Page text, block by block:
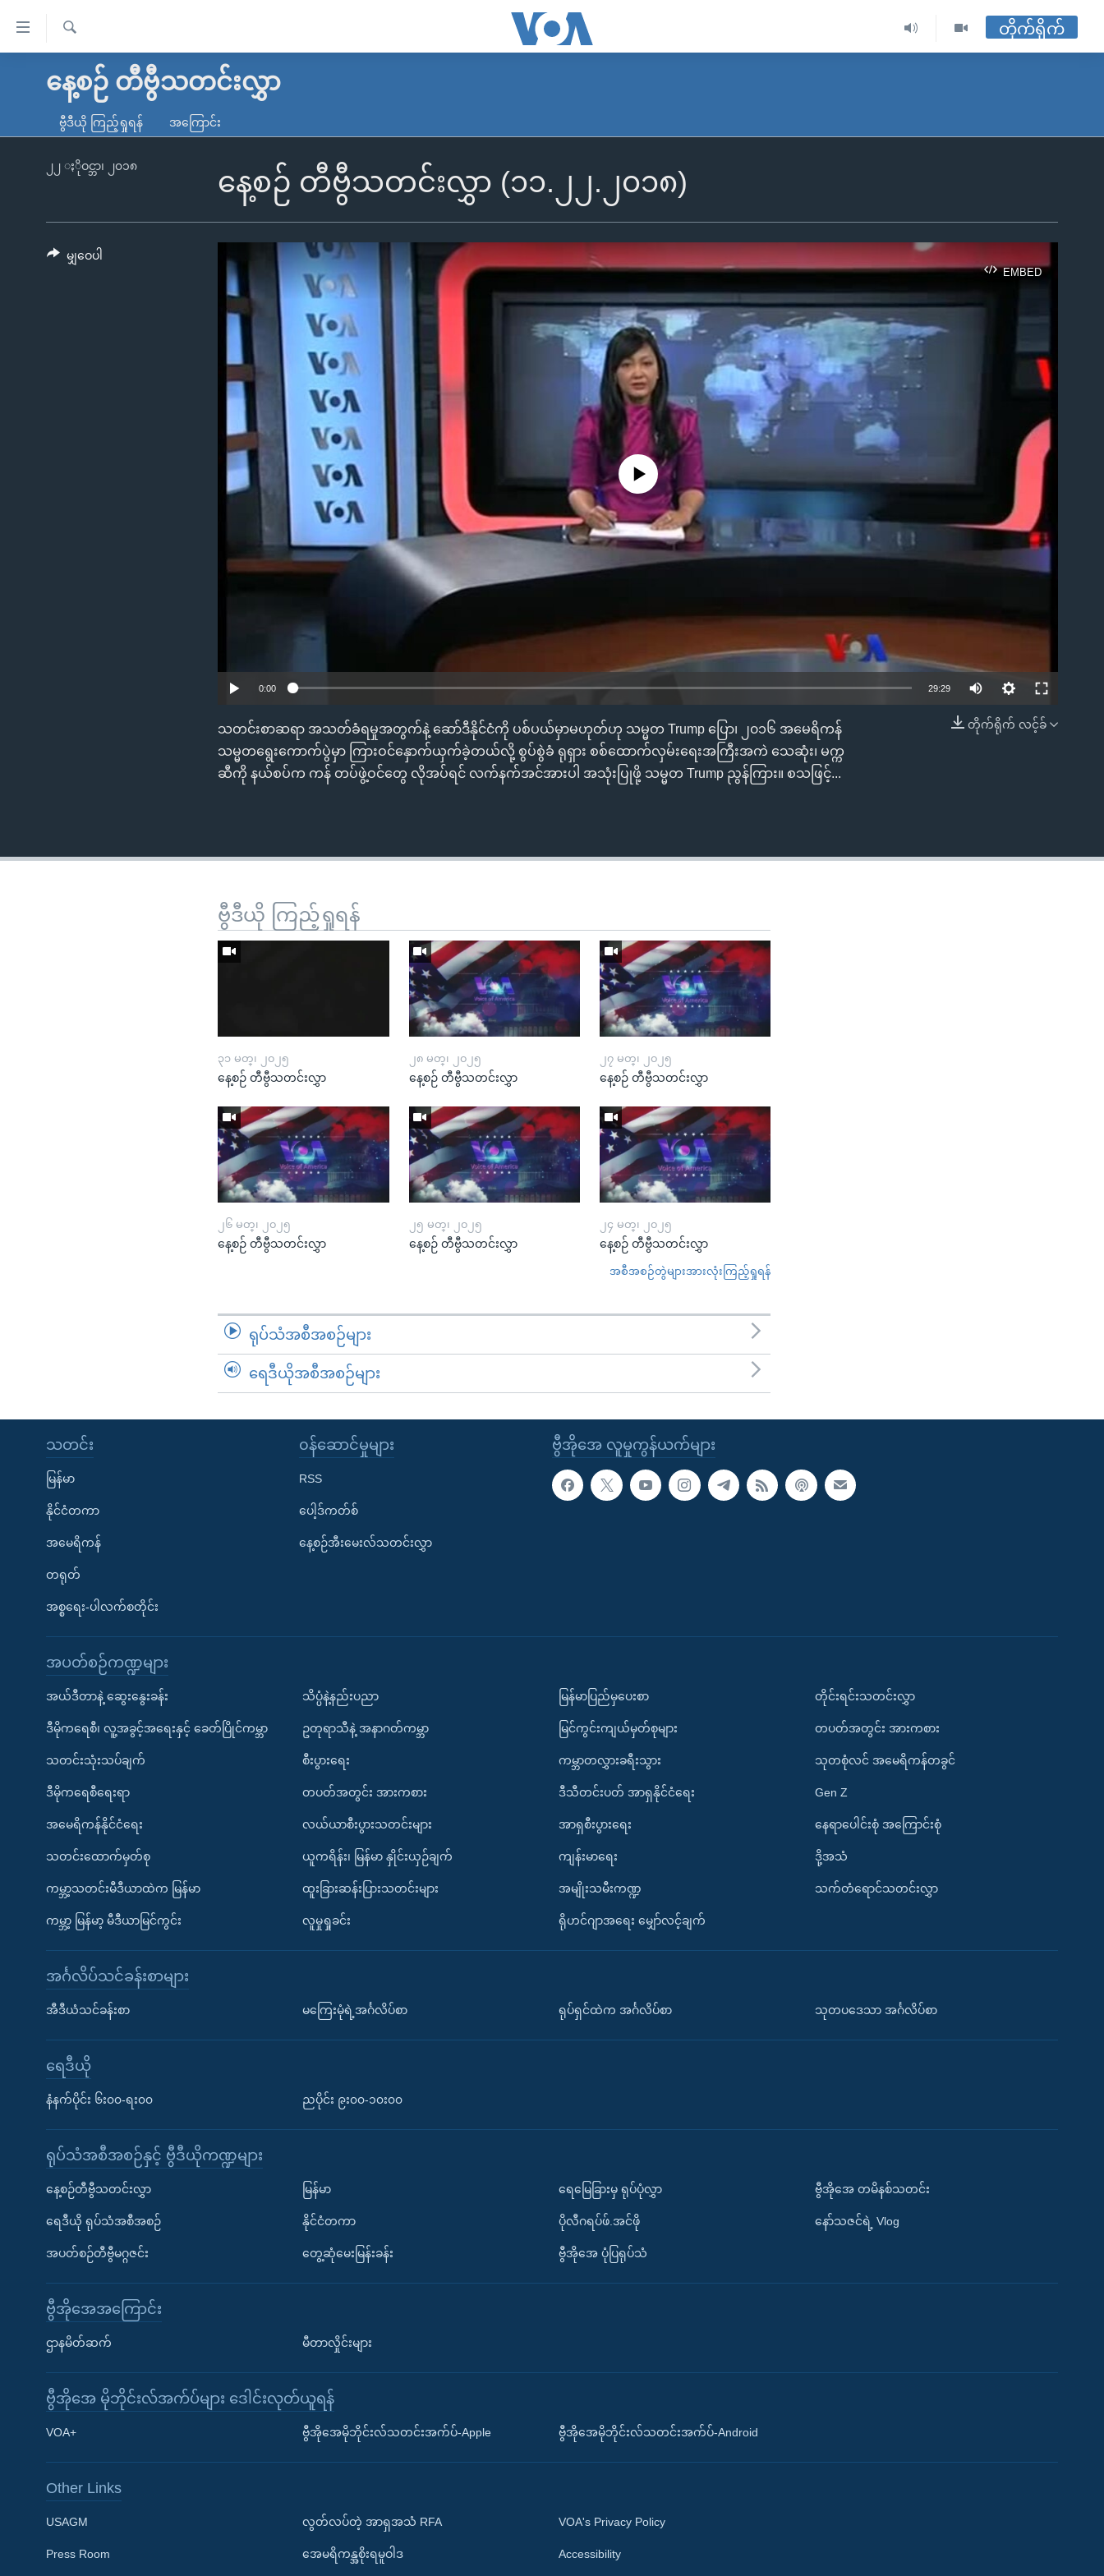
လွယ်ကူ
သည့်
မူလစာမျက်နှာ
ကမ္ဘာ့သတင်းများ
နိုင်ငံတကာ
တရုတ်
အစ္စရေး-ပါလက်စတိုင်း
ရပ်ဝန်းတခု လမ်းတခု အလွန်
အင်္ဂလိပ်စာလေ့လာမယ်
Learning English
ဘာသာစကားများ
ရ
တိုက်ရိုက်
နေ့စဉ် တီဗွီသတင်းလွှာ
ဗွီဒီယို ကြည့်ရှုရန် အကြောင်း
နေ့စဉ် တီဗွီသတင်းလွှာ (၁၁.၂၂.၂၀၁၈)
၂၂ ႏိုဝင္ဘာ၊ ၂၀၁၈
EMBED
EMBED
No media source currently available
0:00 29:29
တိုက်ရိုက် လင့်ခ်
သတင်းစာဆရာ အသတ်ခံရမှုအတွက်နဲ့ ဆော်ဒီနိုင်ငံကို ပစ်ပယ်မှာမဟုတ်ဟု သမ္မတ Trump ပြော၊ ၂၀၁၆ အမေရိကန်
သမ္မတရွေးကောက်ပွဲမှာ ကြားဝင်နှောက်ယှက်ခဲ့တယ်လို့ စွပ်စွဲခံ ရုရှား စစ်ထောက်လှမ်းရေးအကြီးအကဲ သေဆုံး၊ မက္က
ဆီကို နယ်စပ်က ကန် တပ်ဖွဲ့ဝင်တွေ လိုအပ်ရင် လက်နက်အင်အားပါ အသုံးပြုဖို့ သမ္မတ Trump ညွန်ကြား။ စသဖြင့်...
မျှဝေပါ
ဗွီဒီယို ကြည့်ရှုရန်
၃၁ မတ္၊ ၂၀၂၅
နေ့စဉ် တီဗွီသတင်းလွှာ
၂၈ မတ္၊ ၂၀၂၅
နေ့စဉ် တီဗွီသတင်းလွှာ
၂၇ မတ္၊ ၂၀၂၅
နေ့စဉ် တီဗွီသတင်းလွှာ
၂၆ မတ္၊ ၂၀၂၅
နေ့စဉ် တီဗွီသတင်းလွှာ
၂၅ မတ္၊ ၂၀၂၅
နေ့စဉ် တီဗွီသတင်းလွှာ
၂၄ မတ္၊ ၂၀၂၅
နေ့စဉ် တီဗွီသတင်းလွှာ
အစီအစဉ်တွဲများအားလုံးကြည့်ရှုရန်
ရုပ်သံအစီအစဉ်များ
ရေဒီယိုအစီအစဉ်များ
ဗွီအိုအေ လူမှုကွန်ယက်များ
သတင်း
မြန်မာ
နိုင်ငံတကာ
အမေရိကန်
တရုတ်
အစ္စရေး-ပါလက်စတိုင်း
၀န်ဆောင်မှုများ
RSS
ပေါ့ဒ်ကတ်စ်
နေ့စဉ်အီးမေးလ်သတင်းလွှာ
အပတ်စဉ်ကဏ္ဍများ
အယ်ဒီတာနဲ့ ဆွေးနွေးခန်း
ဒီမိုကရေစီ၊ လူ့အခွင့်အရေးနှင့် ခေတ်ပြိုင်ကမ္ဘာ
သတင်းသုံးသပ်ချက်
ဒီမိုကရေစီရေးရာ
အမေရိကန်နိုင်ငံရေး
သတင်းထောက်မှတ်စု
ကမ္ဘာ့သတင်းမီဒီယာထဲက မြန်မာ
ကမ္ဘာ့ မြန်မာ့ မီဒီယာမြင်ကွင်း
သိပ္ပံနဲ့နည်းပညာ
ဥတုရာသီနဲ့ အနာဂတ်ကမ္ဘာ
စီးပွားရေး
တပတ်အတွင်း အားကစား
လယ်ယာစီးပွားသတင်းများ
ယူကရိန်း၊ မြန်မာ နှိုင်းယှဉ်ချက်
ထူးခြားဆန်းပြားသတင်းများ
လူမှုရှုခင်း
မြန်မာပြည်မှပေးစာ
မြင်ကွင်းကျယ်မှတ်စုများ
ကမ္ဘာတလွှားခရီးသွား
ဒီသီတင်းပတ် အာရှနိုင်ငံရေး
အာရှစီးပွားရေး
ကျန်းမာရေး
အမျိုးသမီးကဏ္ဍ
ရိုဟင်ဂျာအရေး မျှော်လင့်ချက်
တိုင်းရင်းသတင်းလွှာ
တပတ်အတွင်း အားကစား
သုတစုံလင် အမေရိကန်တခွင်
Gen Z
နေရာပေါင်းစုံ အကြောင်းစုံ
ဒို့အသံ
သက်တံရောင်သတင်းလွှာ
အင်္ဂလိပ်သင်ခန်းစာများ
အီဒီယံသင်ခန်းစာ မကြေးမုံရဲ့အင်္ဂလိပ်စာ ရုပ်ရှင်ထဲက အင်္ဂလိပ်စာ သုတပဒေသာ အင်္ဂလိပ်စာ
ရေဒီယို
နံနက်ပိုင်း ၆း၀၀-ရး၀၀ ညပိုင်း ၉း၀၀-၁၀း၀၀
ရုပ်သံအစီအစဉ်နှင့် ဗွီဒီယိုကဏ္ဍများ
နေ့စဉ်တီဗွီသတင်းလွှာ
ရေဒီယို ရုပ်သံအစီအစဉ်
အပတ်စဉ်တီဗွီမဂ္ဂဇင်း
မြန်မာ
နိုင်ငံတကာ
တွေ့ဆုံမေးမြန်းခန်း
ရေမြေခြားမှ ရုပ်ပုံလွှာ
ပိုလီဂရပ်ဖ်.အင်ဖို
ဗွီအိုအေ ပုံပြရုပ်သံ
ဗွီအိုအေ တမိနစ်သတင်း
နော်သဇင်ရဲ့ Vlog
ဗွီအိုအေအကြောင်း
ဌာနမိတ်ဆက် မီတာလှိုင်းများ
ဗွီအိုအေ မိုဘိုင်းလ်အက်ပ်များ ဒေါင်းလုတ်ယူရန်
VOA+ ဗွီအိုအေမိုဘိုင်းလ်သတင်းအက်ပ်-Apple ဗွီအိုအေမိုဘိုင်းလ်သတင်းအက်ပ်-Android
Other Links
USAGM
Press Room
လွတ်လပ်တဲ့ အာရှအသံ RFA
အေမရိကန္အစိုးရမူဝါဒ
VOA's Privacy Policy
Accessibility